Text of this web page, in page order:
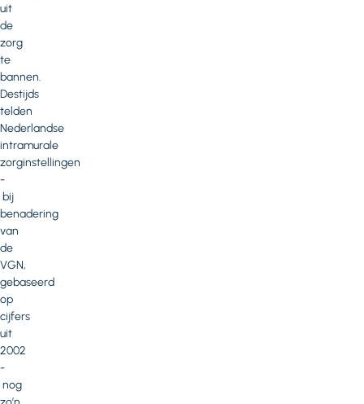
uit
de
zorg
te
bannen.
Destijds
telden
Nederlandse
intramurale
zorginstellingen
-
bij
benadering
van
de
VGN,
gebaseerd
op
cijfers
uit
2002
-
nog